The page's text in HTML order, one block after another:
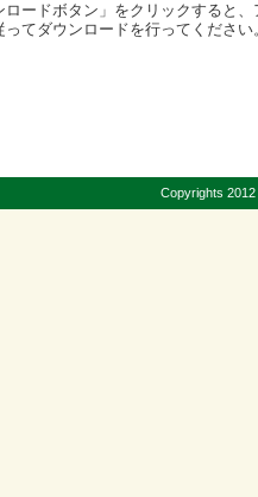
ードボタン」をクリックすると
てダウンロードを行ってください
Copyrights